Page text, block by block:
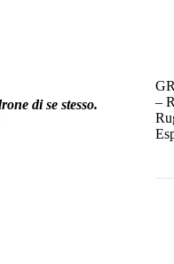
di se stesso.
–